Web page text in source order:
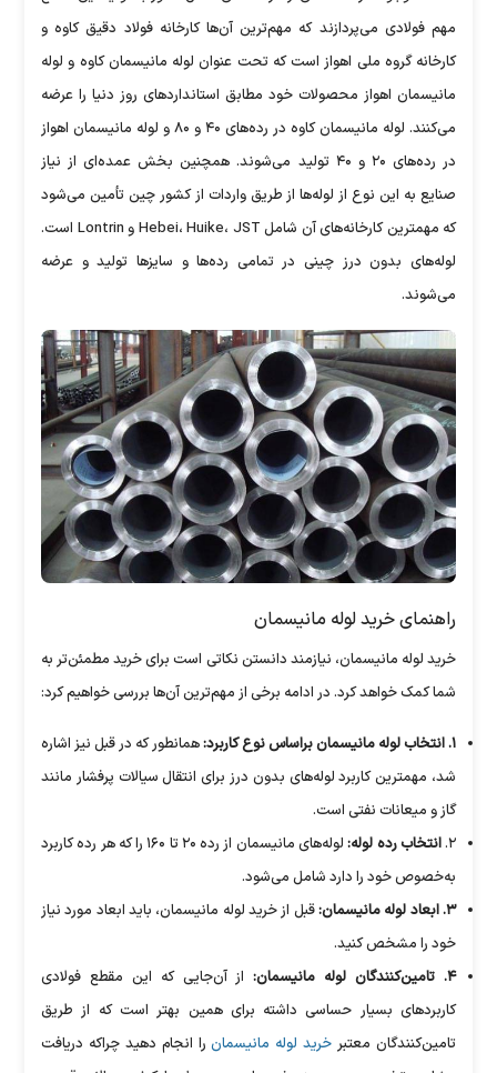
مهم فولادی می‌پردازند که مهم‌ترین آن‌ها کارخانه فولاد دقیق کاوه و
کارخانه گروه ملی اهواز است که تحت عنوان لوله مانیسمان کاوه و لوله
مانیسمان اهواز محصولات خود مطابق استاندارد‌های روز دنیا را عرضه
می‌کنند. لوله مانیسمان کاوه در رده‌های ۴۰ و ۸۰ و لوله مانیسمان اهواز
در رده‌های ۲۰ و ۴۰ تولید می‌شوند. همچنین بخش عمده‌ای از نیاز
صنایع به این نوع از لوله‌ها از طریق واردات از کشور چین تأمین می‌شود
که مهمترین کارخانه‌های آن شامل Hebei، Huike، JST و Lontrin است.
لوله‌های بدون درز چینی در تمامی رده‌ها و سایز‌ها تولید و عرضه
می‌شوند.
راهنمای خرید لوله مانیسمان
خرید لوله مانیسمان، نیازمند دانستن نکاتی است برای خرید مطمئن‌تر به
شما کمک خواهد کرد. در ادامه برخی از مهم‌ترین آن‌ها بررسی خواهیم کرد:
۱. انتخاب لوله مانیسمان براساس نوع کاربرد:
همانطور که در قبل نیز اشاره
شد، مهمترین کاربرد لوله‌های بدون درز برای انتقال سیالات پرفشار مانند
گاز و میعانات نفتی است.
۲.انتخاب رده لوله:
لوله‌های مانیسمان از رده ۲۰ تا ۱۶۰ را که هر رده کاربرد
به‌خصوص خود را دارد شامل می‌شود.
۳. ابعاد لوله مانیسمان:
قبل از خرید لوله مانیسمان، باید ابعاد مورد نیاز
خود را مشخص کنید.
۴. تامین‌کنندگان لوله مانیسمان:
از آن‌جایی که این مقطع فولادی
کاربرد‌های بسیار حساسی داشته برای همین بهتر است که از طریق
تامین‌کنندگان معتبر خرید لوله مانیسمانرا انجام دهید چراکه دریافت